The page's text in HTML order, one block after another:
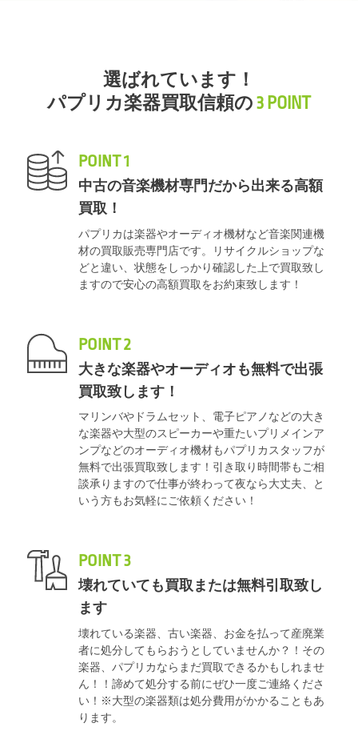
選ばれています！
パプリカ楽器買取信頼の 3 POINT
POINT 1
中古の音楽機材専門だから出来る高額
買取！
パプリカは楽器やオーディオ機材など音楽関連機
材の買取販売専門店です。リサイクルショップな
どと違い、状態をしっかり確認した上で買取致し
ますので安心の高額買取をお約束致します！
POINT 2
大きな楽器やオーディオも無料で出張
買取致します！
マリンバやドラムセット、電子ピアノなどの大き
な楽器や大型のスピーカーや重たいプリメインア
ンプなどのオーディオ機材もパプリカスタッフが
無料で出張買取致します！引き取り時間帯もご相
談承りますので仕事が終わって夜なら大丈夫、と
いう方もお気軽にご依頼ください！
POINT 3
壊れていても買取または無料引取致し
ます
壊れている楽器、古い楽器、お金を払って産廃業
者に処分してもらおうとしていませんか？！その
楽器、パプリカならまだ買取できるかもしれませ
ん！！諦めて処分する前にぜひ一度ご連絡くださ
い！※大型の楽器類は処分費用がかかることもあ
ります。